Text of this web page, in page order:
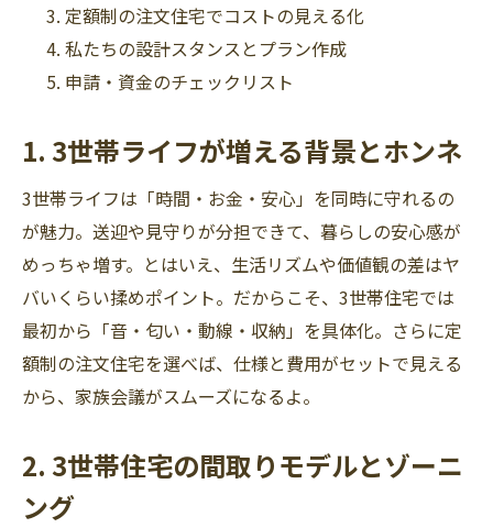
定額制の注文住宅でコストの見える化
私たちの設計スタンスとプラン作成
申請・資金のチェックリスト
1. 3世帯ライフが増える背景とホンネ
3世帯ライフは「時間・お金・安心」を同時に守れるの
が魅力。送迎や見守りが分担できて、暮らしの安心感が
めっちゃ増す。とはいえ、生活リズムや価値観の差はヤ
バいくらい揉めポイント。だからこそ、3世帯住宅では
最初から「音・匂い・動線・収納」を具体化。さらに定
額制の注文住宅を選べば、仕様と費用がセットで見える
から、家族会議がスムーズになるよ。
2. 3世帯住宅の間取りモデルとゾーニ
ング